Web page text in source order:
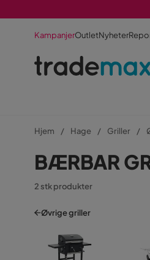
KampanjerOutletNyheter
Hjem Hage Griller
BÆRBAR
2 stk produkter
Øvrige griller